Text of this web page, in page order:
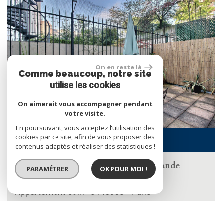
5KM 10KM 25KM
RECHERCHER
+ de critères +
EXCLUSIVITÉ
Appartement de 3 pièces avec une grande
terrasse (20m2) de plain...
Appartement 59m² 3 Pièces - Paris
On en reste là
Comme beaucoup, notre site
utilise les cookies
On aimerait vous accompagner pendant
votre visite.
En poursuivant, vous acceptez l'utilisation des
cookies par ce site, afin de vous proposer des
contenus adaptés et réaliser des statistiques !
PARAMÉTRER OK POUR MOI !